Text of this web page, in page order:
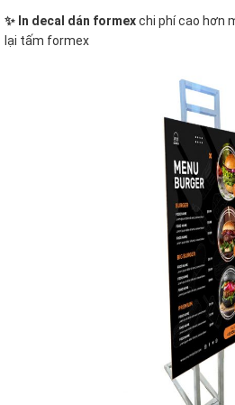
✨ In decal dán formexchi phí cao hơn
lại tấm formex